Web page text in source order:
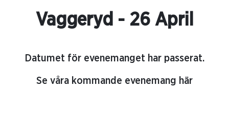
Vaggeryd - 26 April
Datumet för evenemanget har passerat.
Se våra kommande evenemang här